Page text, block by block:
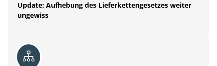
Update: Aufhebung des Lieferkettengesetzes weiter
ungewiss